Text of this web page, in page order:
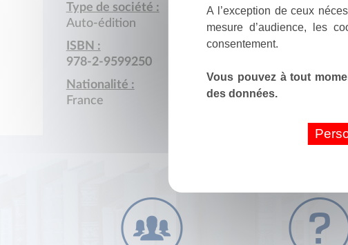
Type de société :
Auto-édition
ISBN :
978-2-9599250
Nationalité :
France
A l’exception de ceux
mesure d’audience, les
consentement.
Vous pouvez à tout
des données.